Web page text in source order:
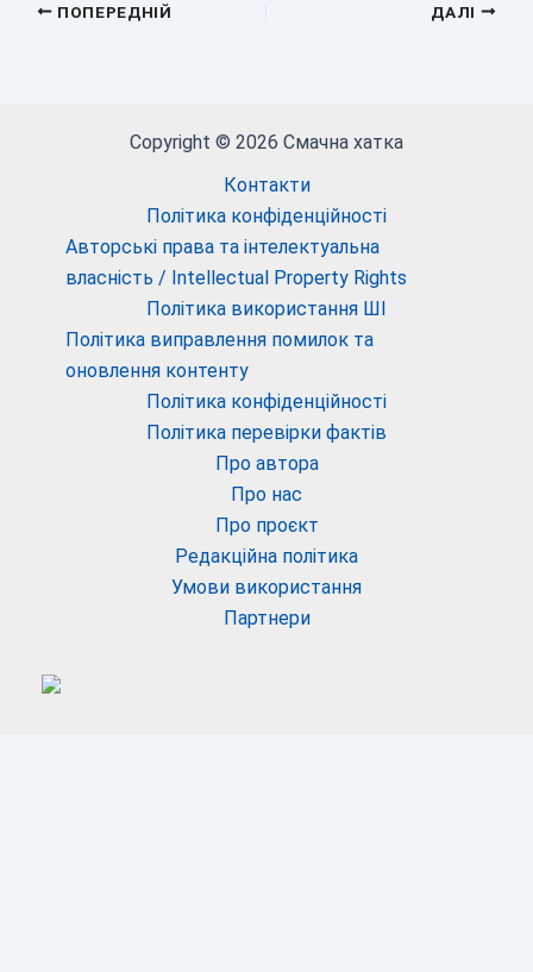
ПОПЕРЕДНІЙ ДАЛІ
Copyright © 2026 Смачна хатка
Контакти
Політика конфіденційності
Авторські права та інтелектуальна
власність / Intellectual Property Rights
Політика використання ШІ
Політика виправлення помилок та
оновлення контенту
Політика конфіденційності
Політика перевірки фактів
Про автора
Про нас
Про проєкт
Редакційна політика
Умови використання
Партнери